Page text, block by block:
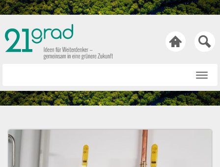

Rat & Tat
Technik & Trends
Bewusst & Sein